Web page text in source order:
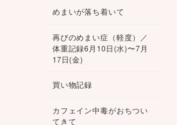
めまいが落ち着いて
再びのめまい症（軽度）／
体重記録6月10日(水)〜7月
17日(金)
買い物記録
カフェイン中毒がおちつい
てきて